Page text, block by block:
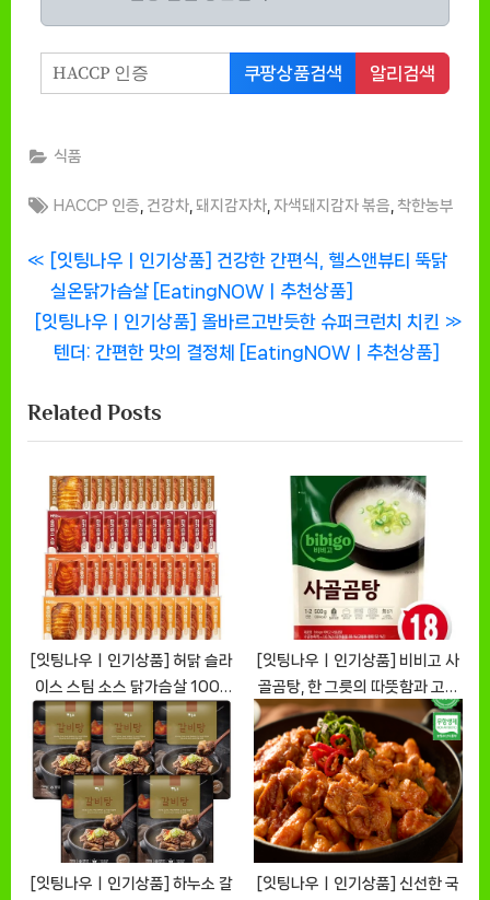
쿠팡상품검색 알리검색
식품
Tags:
HACCP 인증 건강차 돼지감자차 자색돼지감자 볶음 착한농부
글
탐
색
P
r
e
v
o
u
s
P
o
s
t
:
[잇팅나우ㅣ인기상품] 건강한 간편식, 헬스앤뷰티 뚝닭
실온닭가슴살 [EatingNOWㅣ추천상품]
N
t
P
[잇팅나우ㅣ인기상품] 올바르고반듯한 슈퍼크런치 치킨
텐더: 간편한 맛의 결정체 [EatingNOWㅣ추천상품]
Related Posts
[잇팅나우ㅣ인기상품] 허닭 슬라
이스 스팀 소스 닭가슴살 100g
4종 혼합 [EatingNOWㅣ추천
상품]
[잇팅나우ㅣ인기상품] 비비고 사
골곰탕, 한 그릇의 따뜻함과 고소
함 [EatingNOWㅣ추천상품]
[잇팅나우ㅣ인기상품] 하누소 갈
[잇팅나우ㅣ인기상품] 신선한 국